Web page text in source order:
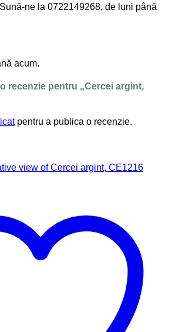
ne la 0722149268, de luni până
acum.
recenzie pentru „Cercei argint,
pentru a publica o recenzie.